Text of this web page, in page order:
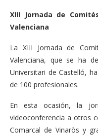
XIII Jornada de
Valenciana
La XIII Jornada de
Valenciana, que se ha
Universitari de Castelló,
de 100 profesionales.
En esta ocasión, la
videoconferencia a otros
Comarcal de Vinaròs y